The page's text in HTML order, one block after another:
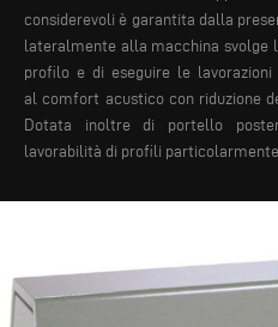
considerevoli è garantita dalla
lateralmente alla macchina svolge
profilo e di eseguire le
al comfort acustico con riduzione
Dotata inoltre di portello
lavorabilità di profili particolarmente